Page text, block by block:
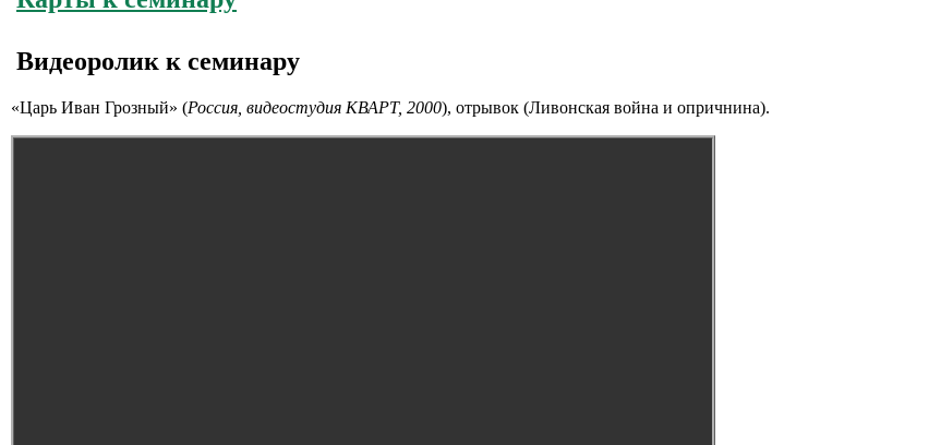
Видеоролик к семинару
«Царь Иван Грозный» (Россия, видеостудия КВАРТ, 2000), отрывок (Ливонская война и опричнина).